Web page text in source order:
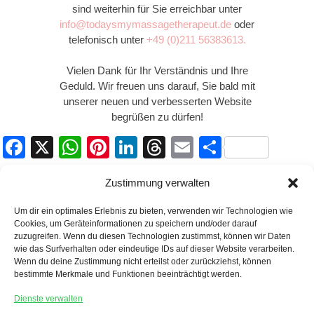
Zustimmung verwalten
Um dir ein optimales Erlebnis zu bieten, verwenden wir Technologien wie
Cookies, um Geräteinformationen zu speichern und/oder darauf
zuzugreifen. Wenn du diesen Technologien zustimmst, können wir Daten
wie das Surfverhalten oder eindeutige IDs auf dieser Website verarbeiten.
Wenn du deine Zustimmung nicht erteilst oder zurückziehst, können
bestimmte Merkmale und Funktionen beeinträchtigt werden.
Dienste verwalten
sind weiterhin für Sie erreichbar unter
info@todaysmymassagetherapeut.de oder
telefonisch unter +49 (0)211 56383613.
Vielen Dank für Ihr Verständnis und Ihre
Geduld. Wir freuen uns darauf, Sie bald mit
unserer neuen und verbesserten Website
begrüßen zu dürfen!
F
e
b
o
o
k
X
W
s
A
p
p
Pi
er
e
st
Li
k
e
dI
n
T
e
a
d
s
E
ail
T
n
Back
To
Today's Mymassagetherapeut Düsseldorf